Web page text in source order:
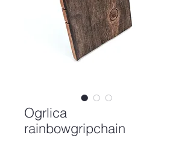
Ogrlica
rainbowgripchain